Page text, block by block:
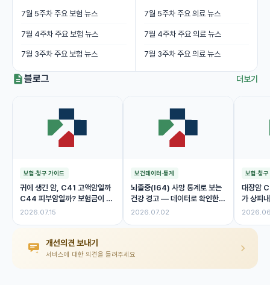
7월 5주차 주요 보험 뉴스
7월 4주차 주요 보험 뉴스
7월 3주차 주요 보험 뉴스
7월 5주차 주요 의료 뉴스
7월 4주차 주요 의료 뉴스
7월 3주차 주요 의료 뉴스
블로그 더보기
보험·청구 가이드
귀에 생긴 암, C41 고액암일까
C44 피부암일까? 보험금이 달
라진 이유
2026.07.15
보건데이터·통계
뇌졸중(I64) 사망 통계로 보는
건강 경고 — 데이터로 확인한
위험 신호
2026.07.02
보험·청
대장암
가 상피
제 보험
개선의견 보내기
서비스에 대한 의견을 들려주세요